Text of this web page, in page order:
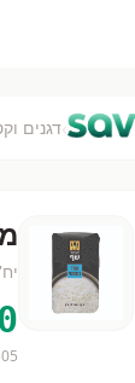
›דגנים
יח'